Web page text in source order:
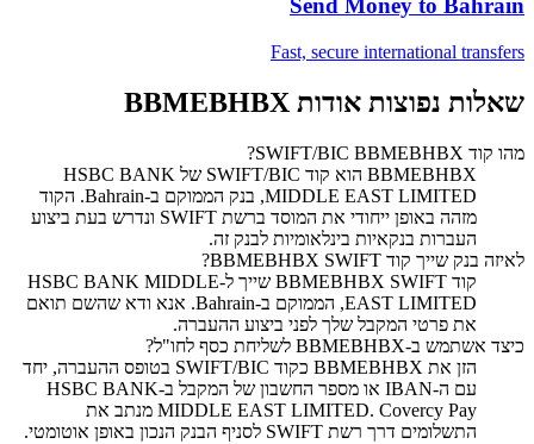
Send Money to Bahrain
Fast, secure international transfers
שאלות נפוצות אודות BBMEBHBX
מהו קוד SWIFT/BIC BBMEBHBX?
‏BBMEBHBX הוא קוד SWIFT/BIC של HSBC BANK
MIDDLE EAST LIMITED, בנק הממוקם ב-Bahrain. הקוד
מזהה באופן ייחודי את המוסד ברשת SWIFT ונדרש בעת ביצוע
העברות בנקאיות בינלאומיות לבנק זה.
לאיזה בנק שייך קוד SWIFT ‏BBMEBHBX?
קוד SWIFT ‏BBMEBHBX שייך ל-HSBC BANK MIDDLE
EAST LIMITED, הממוקם ב-Bahrain. אנא ודא שהשם תואם
את פרטי המקבל שלך לפני ביצוע ההעברה.
כיצד אשתמש ב-BBMEBHBX לשליחת כסף לחו"ל?
הזן את BBMEBHBX כקוד SWIFT/BIC בטופס ההעברה, יחד
עם ה-IBAN או מספר החשבון של המקבל ב-HSBC BANK
MIDDLE EAST LIMITED. Covercy Pay מנתב את
התשלומים דרך רשת SWIFT לסניף הבנק הנכון באופן אוטומטי.